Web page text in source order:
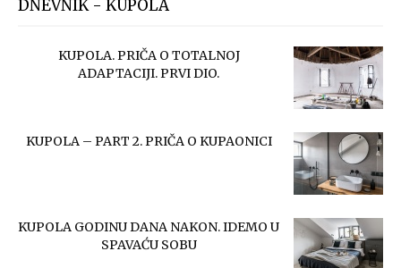
DNEVNIK - KUPOLA
KUPOLA. PRIČA O TOTALNOJ
ADAPTACIJI. PRVI DIO.
KUPOLA – PART 2. PRIČA O KUPAONICI
KUPOLA GODINU DANA NAKON. IDEMO U
SPAVAĆU SOBU